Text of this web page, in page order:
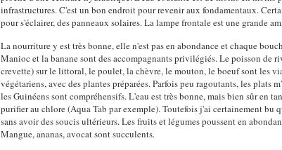
infrastructures. C'est un bon endroit pour revenir aux fondamentaux.
pour s'éclairer, des panneaux solaires. La lampe frontale est une grande
La nourriture y est très bonne, elle n'est pas en abondance et chaque
Manioc et la banane sont des accompagnants privilégiés. Le poisson de
crevette) sur le littoral, le poulet, la chèvre, le mouton, le boeuf sont les
végétariens, avec des plantes préparées. Parfois peu ragoutants, les plats
les Guinéens sont compréhensifs. L'eau est très bonne, mais bien sûr en
purifier au chlore (Aqua Tab par exemple). Toutefois j'ai certainement bu
sans avoir des soucis ultérieurs. Les fruits et légumes poussent en
Mangue, ananas, avocat sont succulents.